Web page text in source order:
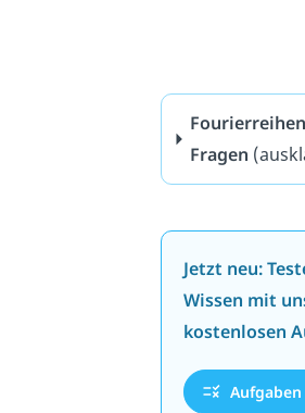
Fragen
Jetzt neu:
Wissen mit
kostenlosen